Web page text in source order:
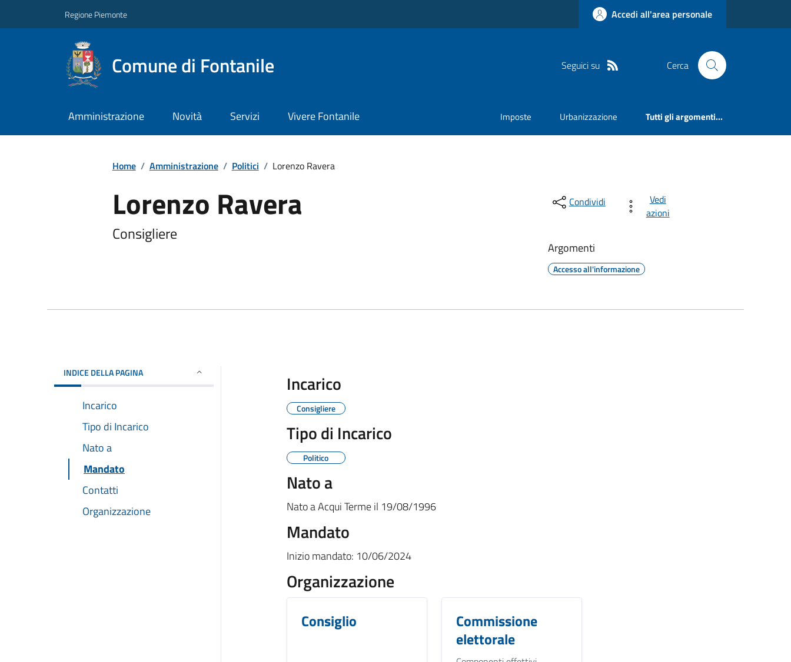
Regione Piemonte Accedi all'area personale
Comune di Fontanile Seguici su Cerca
Amministrazione Novità Servizi Vivere Fontanile Imposte Urbanizzazione Tutti gli argomenti...
Home / Amministrazione / Politici / Lorenzo Ravera
Lorenzo Ravera
Consigliere
Condividi
Vedi
azioni
Argomenti
Accesso all'informazione
INDICE DELLA PAGINA
Incarico
Tipo di Incarico
Nato a
Mandato
Contatti
Organizzazione
Incarico
Consigliere
Tipo di Incarico
Politico
Nato a
Nato aAcqui Termeil 19/08/1996
Mandato
Inizio mandato: 10/06/2024
Organizzazione
Consiglio
Commissione
elettorale